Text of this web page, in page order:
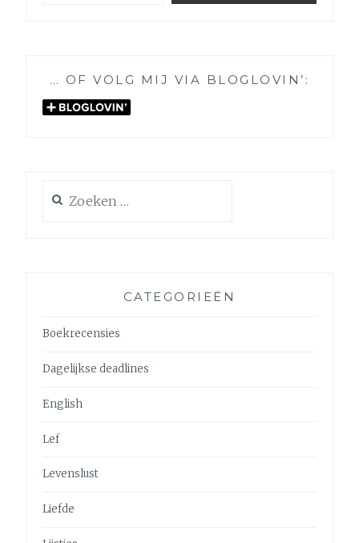
… OF VOLG MIJ VIA BLOGLOVIN’:
naar:
CATEGORIEËN
Boekrecensies
Dagelijkse deadlines
English
Lef
Levenslust
Liefde